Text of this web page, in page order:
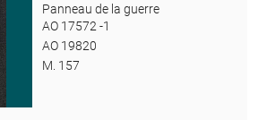
Panneau de la guerre
AO 17572 -1
AO 19820
M. 157